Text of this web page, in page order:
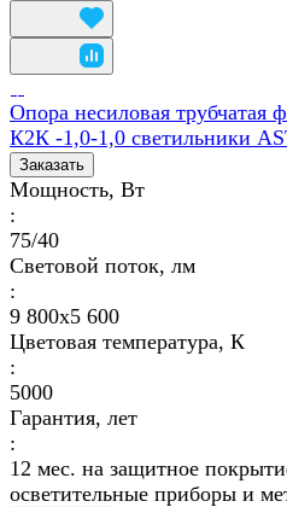
Опора несиловая трубчатая
К2К -1,0-1,0 светильники
Заказать
Мощность, Вт
:
75/40
Световой поток, лм
:
9 800х5 600
Цветовая температура, К
:
5000
Гарантия, лет
:
12 мес. на защитное
осветительные приборы и